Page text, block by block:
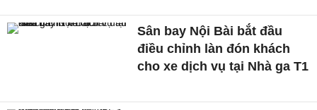
Sân bay Nội Bài bắt đầu
điều chỉnh làn đón khách
cho xe dịch vụ tại Nhà ga T1